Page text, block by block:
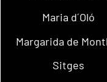
Maria d´Oló
Margarida de
Sitges